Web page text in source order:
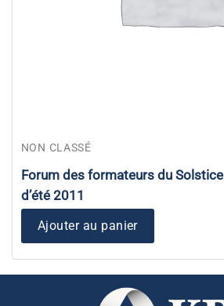
NON CLASSÉ
Forum des formateurs du Solstice
d’été 2011
Ajouter au panier